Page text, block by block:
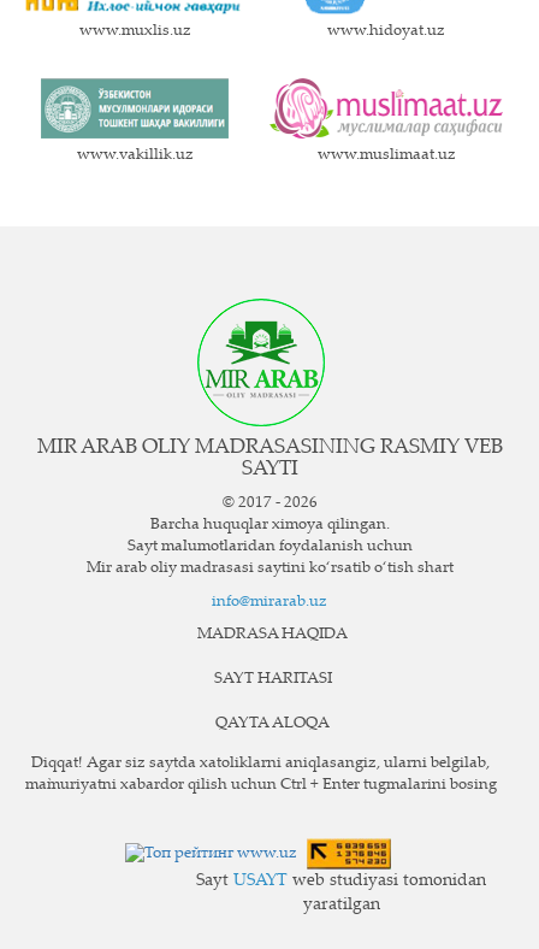
www.muxlis.uz www.hidoyat.uz
www.vakillik.uz www.muslimaat.uz
MIR ARAB OLIY MADRASASINING RASMIY VEB
SAYTI
© 2017 - 2026
Barcha huquqlar ximoya qilingan.
Sayt ma`lumotlaridan foydalanish uchun
Mir arab oliy madrasasi saytini ko‘rsatib o‘tish shart
info@mirarab.uz
MADRASA HAQIDA
SAYT HARITASI
QAYTA ALOQA
Diqqat! Agar siz saytda xatoliklarni aniqlasangiz, ularni belgilab,
ma`muriyatni xabardor qilish uchun Ctrl + Enter tugmalarini bosing
Sayt USAYT web studiyasi tomonidan
yaratilgan